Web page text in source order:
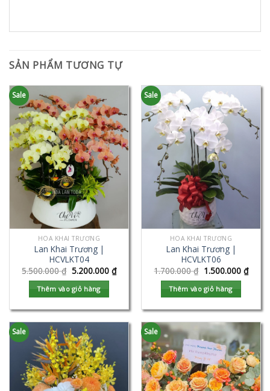
SẢN PHẨM TƯƠNG TỰ
Sale
HOA KHAI TRƯƠNG
Lan Khai Trương |
HCVLKT04
5.500.000₫ 5.200.000 ₫
Thêm vào giỏ hàng
Sale
HOA KHAI TRƯƠNG
Lan Khai Trương |
HCVLKT06
1.700.000₫ 1.500.000 ₫
Thêm vào giỏ hàng
Sale Sale